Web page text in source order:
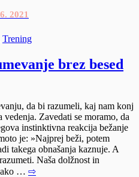
2021
Trening
brez besed
da bi razumeli, kaj nam konj
Zavedati se moramo, da
instinktivna reakcija bežanje
je: »Najprej beži, potem
takega obnašanja kaznuje. A
Naša dolžnost in
… ⇨